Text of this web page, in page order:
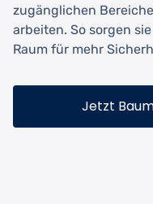
zugänglichen
arbeiten. So sorgen
Raum für mehr
Jetzt